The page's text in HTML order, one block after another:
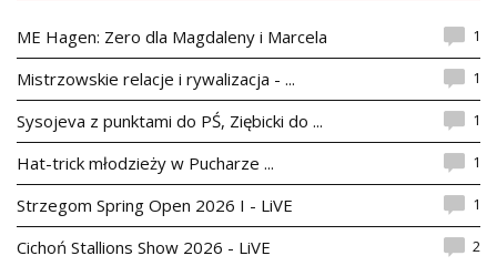
ME Hagen: Zero dla Magdaleny i Marcela 1
Mistrzowskie relacje i rywalizacja - ... 1
Sysojeva z punktami do PŚ, Ziębicki do ... 1
Hat-trick młodzieży w Pucharze ... 1
Strzegom Spring Open 2026 I - LiVE 1
Cichoń Stallions Show 2026 - LiVE 2